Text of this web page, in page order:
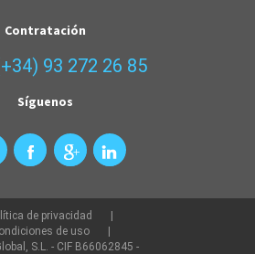
Contratación
93 272 26 85
Síguenos
de privacidad
de uso
S.L. - CIF B66062845 -